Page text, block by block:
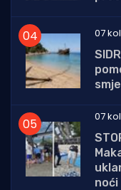
07
07
noći